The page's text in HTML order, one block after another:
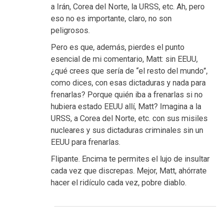
a Irán, Corea del Norte, la URSS, etc. Ah, pero
eso no es importante, claro, no son
peligrosos.
Pero es que, además, pierdes el punto
esencial de mi comentario, Matt: sin EEUU,
¿qué crees que sería de “el resto del mundo”,
como dices, con esas dictaduras y nada para
frenarlas? Porque quién iba a frenarlas si no
hubiera estado EEUU allí, Matt? Imagina a la
URSS, a Corea del Norte, etc. con sus misiles
nucleares y sus dictaduras criminales sin un
EEUU para frenarlas.
Flipante. Encima te permites el lujo de insultar
cada vez que discrepas. Mejor, Matt, ahórrate
hacer el ridículo cada vez, pobre diablo.